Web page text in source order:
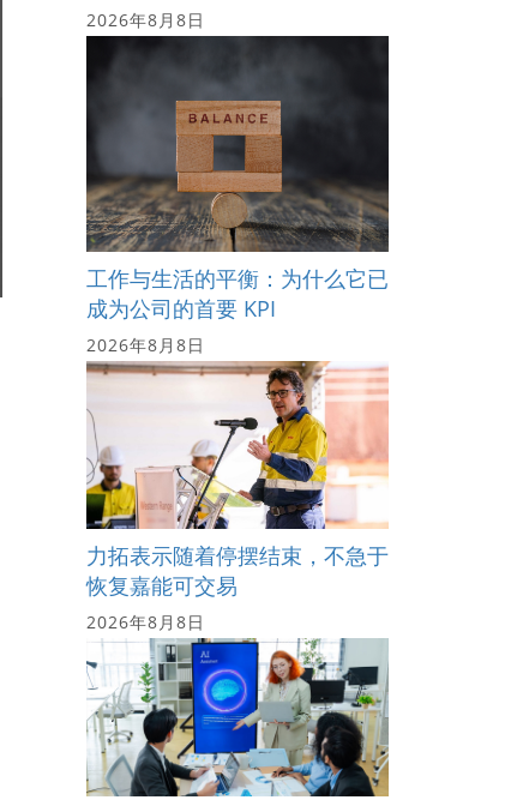
2026年8月8日
工作与生活的平衡：为什么它已
成为公司的首要 KPI
2026年8月8日
力拓表示随着停摆结束，不急于
恢复嘉能可交易
2026年8月8日